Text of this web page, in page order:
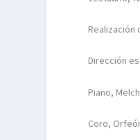
Realización
Dirección
Piano,
Coro,